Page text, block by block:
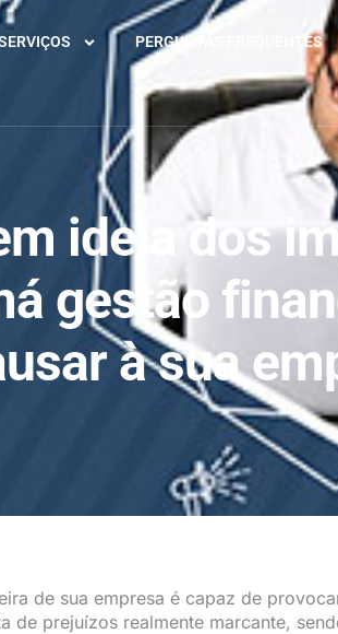
PERGUNTAS FREQUENTES
ideia dos
gestão
à sua
de sua empresa é capaz de
de prejuízos realmente marcante,